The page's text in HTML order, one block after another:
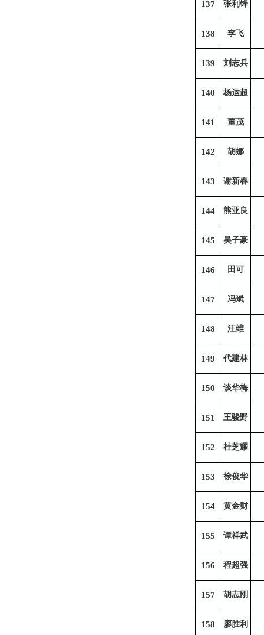
137 张利锋
138 李飞
139 刘志兵
140 杨运超
141 董茂
142 胡娜
143 谢新春
144 熊亚良
145 吴子豪
146 田可
147 冯斌
148 汪维
149 代建林
150 谈华梅
151 王骏野
152 杜芝耀
153 徐俊华
154 黄金财
155 谭祥武
156 程超强
157 胡志刚
158 廖胜利